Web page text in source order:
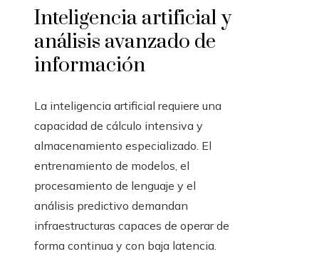
Inteligencia artificial y
análisis avanzado de
información
La inteligencia artificial requiere una
capacidad de cálculo intensiva y
almacenamiento especializado. El
entrenamiento de modelos, el
procesamiento de lenguaje y el
análisis predictivo demandan
infraestructuras capaces de operar de
forma continua y con baja latencia.